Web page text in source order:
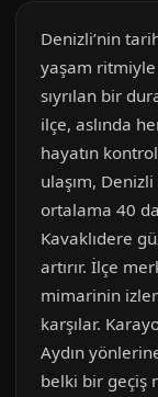
Denizli’nin
yaşam ritmiyle
sıyrılan bir
ilçe, aslında
hayatın
ulaşım,
ortalama 40
Kavaklıdere
artırır. İlçe
mimarinin
karşılar.
Aydın
belki bir geçiş